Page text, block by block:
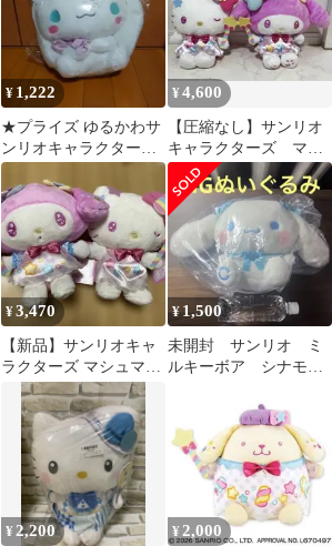
¥ 1,222
★プライズ ゆるかわサ
ンリオキャラクターズ
スペシャル*SWEETY*
ぬいぐるみ
¥4,600
【圧縮なし】サンリオ
キャラクターズ マシ
ュマロミルキーウェイ
ドールBIGタイプ
¥3,470
【新品】サンリオキャ
ラクターズ マシュマロ
ミルキーウェイドール
BIGセット売り
¥ 1,500
未開封 サンリオ ミ
ルキーボア シナモロ
ン BIG ぬいぐるみ
¥ 2,200 ¥ 2,000